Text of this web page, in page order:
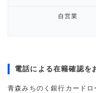
自営業
電話による在籍確認を
青森みちのく銀行カードロ